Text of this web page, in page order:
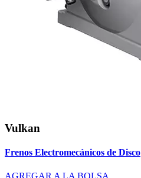
Vulkan
Frenos Electromecánicos de Disco
AGREGAR A LA BOLSA